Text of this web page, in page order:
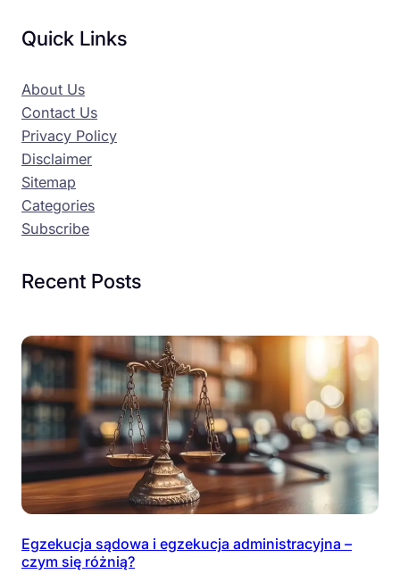
Quick Links
About Us
Contact Us
Privacy Policy
Disclaimer
Sitemap
Categories
Subscribe
Recent Posts
Egzekucja sądowa i egzekucja administracyjna –
czym się różnią?